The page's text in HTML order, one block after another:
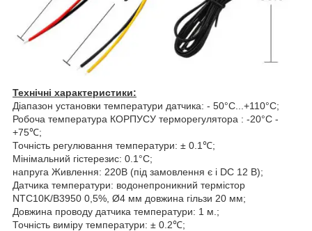
Технічні характеристики:
Діапазон установки температури датчика: - 50°C...+110°C;
Робоча температура КОРПУСУ терморегулятора : -20°C -
+75℃;
Точність регулювання температури: ± 0.1℃;
Мінімальний гістерезис: 0.1°C;
напруга Живлення: 220В (під замовлення є і DC 12 В);
Датчика температури: водонепроникний термістор
NTC10K/B3950 0,5%, Ø4 мм довжина гільзи 20 мм;
Довжина проводу датчика температури: 1 м.;
Точність виміру температури: ± 0.2℃;